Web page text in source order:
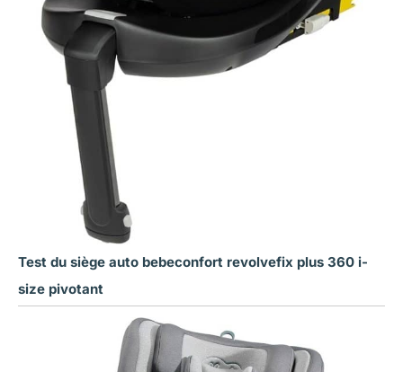
Test du siège auto bebeconfort revolvefix plus 360 i-
size pivotant